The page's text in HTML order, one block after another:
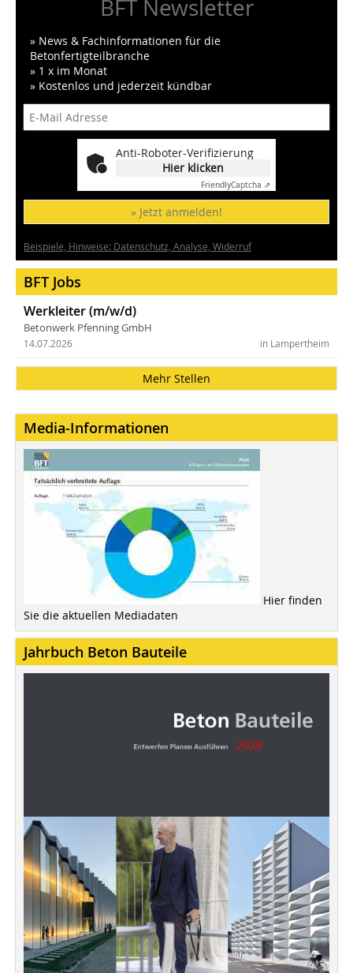
BFT Newsletter
» News & Fachinformationen für die
Betonfertigteilbranche
» 1 x im Monat
» Kostenlos und jederzeit kündbar
Anti-Roboter-Verifizierung
Hier klicken
FriendlyCaptcha ⇗
» Jetzt anmelden!
Beispiele, Hinweise: Datenschutz, Analyse, Widerruf
BFT Jobs
Werkleiter (m/w/d)
Betonwerk Pfenning GmbH
in Lampertheim
14.07.2026
Mehr Stellen
Media-Informationen
Hier finden
Sie die aktuellen Mediadaten
Jahrbuch Beton Bauteile